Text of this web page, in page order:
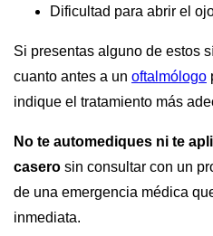
Dificultad para abrir el
Si presentas alguno de estos
cuanto antes a un oftalmólogo
indique el tratamiento más
No te automediques ni te
casero sin consultar con un
de una emergencia médica
inmediata.